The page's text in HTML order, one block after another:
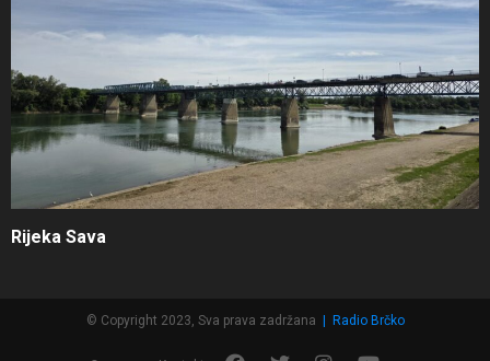
Rijeka Sava
© Copyright 2023, Sva prava zadržana | Radio Brčko